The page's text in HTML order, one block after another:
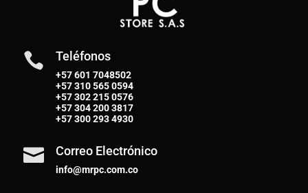
 Teléfonos
+57 601 7048502
+57310 565 0594
+57302 215 0576
+57304 200 3817
+57300 293 4930
 Correo Electrónico
info@mrpc.com.co